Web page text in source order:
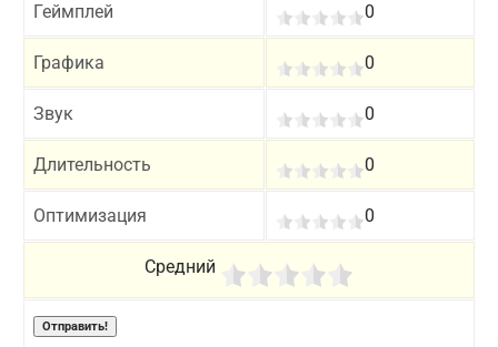
Геймплей 0
Графика 0
Звук 0
Длительность 0
Оптимизация 0
Средний